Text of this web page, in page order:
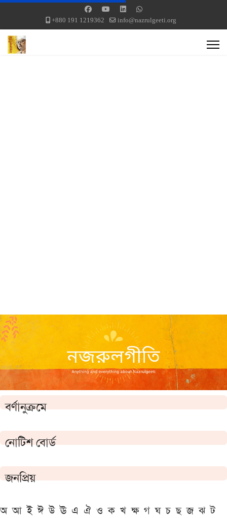
+880 191 1219362 info@nazrulgeeti.org
বর্ণানুক্রমে
নোটিশ বোর্ড
জনপ্রিয়
অ আ ই ঈ উ ঊ এ ঐ ও ক খ ক্ষ গ ঘ চ ছ জ ঝ ট